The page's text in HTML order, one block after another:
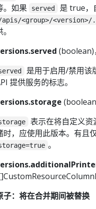
。如果
served 是 true，
apis/<group>/
(boolean)
是用于启用/禁用该
提供服务的标志。
表示在将自定义
时，应使用此版本。有且
。
子：将在合并期间被替换